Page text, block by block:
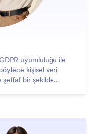
uyumluluğu ile
kişisel veri
şeffaf bir şekilde